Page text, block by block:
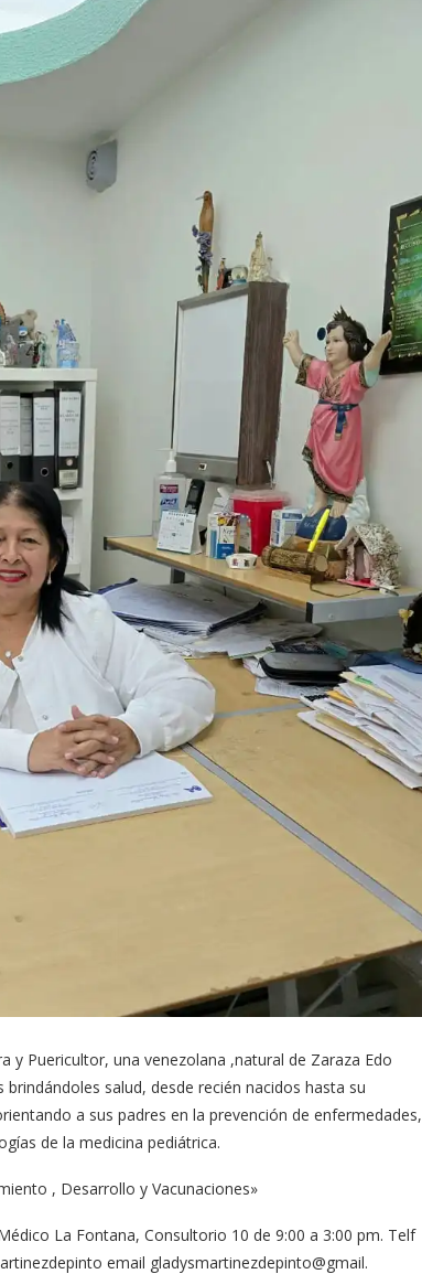
y Puericultor, una venezolana ,natural de Zaraza Edo
salud, desde recién nacidos hasta su
a sus padres en la prevención de enfermedades,
de la medicina pediátrica.
, Desarrollo y Vacunaciones»
La Fontana, Consultorio 10 de 9:00 a 3:00 pm. Telf
email gladysmartinezdepinto@gmail.